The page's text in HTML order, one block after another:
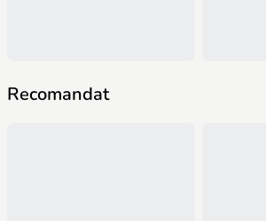
Recomandat